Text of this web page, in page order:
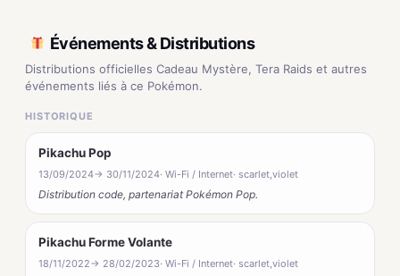
Événements & Distributions
Distributions officielles Cadeau Mystère, Tera Raids et autres
événements liés à ce Pokémon.
HISTORIQUE
Pikachu Pop
13/09/2024→ 30/11/2024· Wi-Fi / Internet· scarlet,violet
Distribution code, partenariat Pokémon Pop.
Pikachu Forme Volante
18/11/2022→ 28/02/2023· Wi-Fi / Internet· scarlet,violet